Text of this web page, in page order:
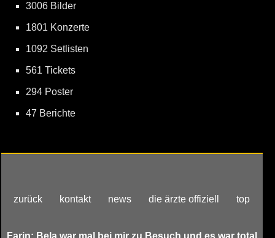
3006 Bilder
1801 Konzerte
1092 Setlisten
561 Tickets
294 Poster
47 Berichte
zurück kontakt news die ärzte offiziell top
Farin: Bela war mal bei mir zu Besuch und es war total